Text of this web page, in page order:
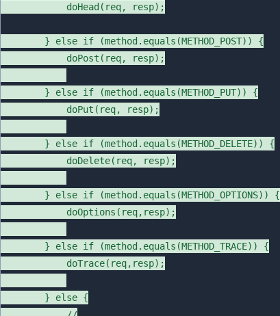
            doHead(req, resp);
        } else if (method.equals(METHOD_POST)) {
            doPost(req, resp);
        } else if (method.equals(METHOD_PUT)) {
            doPut(req, resp);
        } else if (method.equals(METHOD_DELETE)) {
            doDelete(req, resp);
        } else if (method.equals(METHOD_OPTIONS)) {
            doOptions(req,resp);
        } else if (method.equals(METHOD_TRACE)) {
            doTrace(req,resp);
        } else {